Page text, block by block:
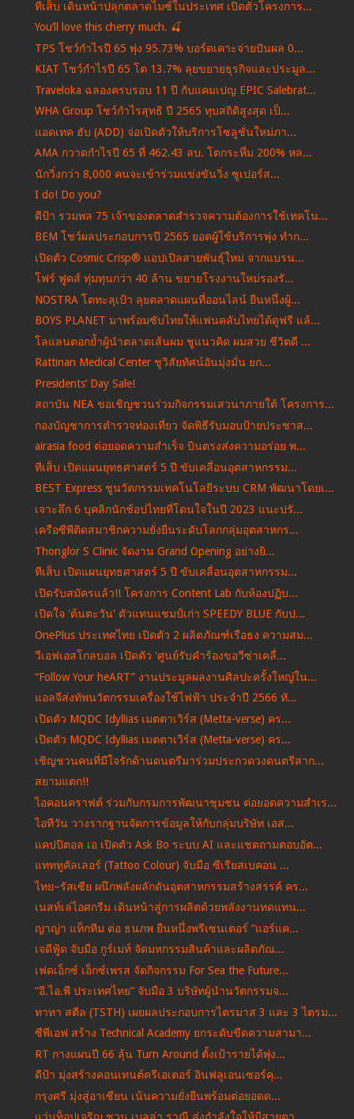
ทีเส็บ เดินหน้าปลุกตลาดไมซ์ในประเทศ เปิดตัวโครงการ...
You’ll love this cherry much. 🍒
TPS โชว์กำไรปี 65 พุ่ง 95.73% บอร์ดเคาะจ่ายปันผล 0...
KIAT โชว์กำไรปี 65 โต 13.7% ลุยขยายธุรกิจและประมูล...
Traveloka ฉลองครบรอบ 11 ปี กับแคมเปญ EPIC Salebrat...
WHA Group โชว์กำไรสุทธิ ปี 2565 ทุบสถิติสูงสุด เป็...
แอดเทค ฮับ (ADD) จ่อเปิดตัวให้บริการโซลูชั่นใหม่ภา...
AMA กวาดกำไรปี 65 ที่ 462.43 ลบ. โตกระหึ่ม 200% หล...
นักวิ่งกว่า 8,000 คนจะเข้าร่วมแข่งขันวิ่ง ซูเปอร์ส...
I do! Do you?
ดีป้า รวมพล 75 เจ้าของตลาดสำรวจความต้องการใช้เทคโน...
BEM โชว์ผลประกอบการปี 2565 ยอดผู้ใช้บริการพุ่ง ทำก...
เปิดตัว Cosmic Crisp® แอปเปิลสายพันธุ์ใหม่ จากแบรน...
โฟร์ ฟูดส์ ทุ่มทุนกว่า 40 ล้าน ขยายโรงงานใหม่รองรั...
NOSTRA โตทะลุเป้า ลุยตลาดแผนที่ออนไลน์ ยืนหนึ่งผู้...
BOYS PLANET มาพร้อมซับไทยให้แฟนคลับไทยได้ดูฟรี แล้...
โลแลนตอกย้ำผู้นำตลาดเส้นผม ชูแนวคิด ผมสวย ชีวิตดี ...
Rattinan Medical Center ชูวิสัยทัศน์อันมุ่งมั่น ยก...
Presidents’ Day Sale!
สถาบัน NEA ขอเชิญชวนร่วมกิจกรรมเสวนาภายใต้ โครงการ...
กองบัญชาการตำรวจท่องเที่ยว จัดพิธีรับมอบป้ายประชาส...
airasia food ต่อยอดความสำเร็จ บินตรงส่งความอร่อย พ...
ทีเส็บ เปิดแผนยุทธศาสตร์ 5 ปี ขับเคลื่อนอุตสาหกรรม...
BEST Express ชูนวัตกรรมเทคโนโลยีระบบ CRM พัฒนาโดยเ...
เจาะลึก 6 บุคลิกนักช้อปไทยที่โดนใจในปี 2023 แนะปรั...
เครือซีพีติดสมาชิกความยั่งยืนระดับโลกกลุ่มอุตสาหกร...
Thonglor S Clinic จัดงาน Grand Opening อย่างยิ...
ทีเส็บ เปิดแผนยุทธศาสตร์ 5 ปี ขับเคลื่อนอุตสาหกรรม...
เปิดรับสมัครแล้ว!! โครงการ Content Lab กับห้องปฏิบ...
เปิดใจ 'ต้นตะวัน' ตัวแทนแชมป์เก่า SPEEDY BLUE กับป...
OnePlus ประเทศไทย เปิดตัว 2 ผลิตภัณฑ์เรือธง ความสม...
วีเอฟเอสโกลบอล เปิดตัว 'ศูนย์รับคำร้องขอวีซ่าเคลื่...
“Follow Your heART” งานประมูลผลงานศิลปะครั้งใหญ่ใน...
แอลจีส่งทัพนวัตกรรมเครื่องใช้ไฟฟ้า ประจำปี 2566 ทั...
เปิดตัว MQDC Idyllias เมตตาเวิร์ส (Metta-verse) คร...
เปิดตัว MQDC Idyllias เมตตาเวิร์ส (Metta-verse) คร...
เชิญชวนคนที่มีใจรักด้านดนตรีมาร่วมประกวดวงดนตรีสาก...
สยามแตก!!
ไอคอนคราฟต์ ร่วมกับกรมการพัฒนาชุมชน ต่อยอดความสำเร...
ไอทีวัน วางรากฐานจัดการข้อมูลให้กับกลุ่มบริษัท เอส...
แคปปิตอล เอ เปิดตัว Ask Bo ระบบ AI และแชตถามตอบอัต...
แทททูคัลเลอร์ (Tattoo Colour) จับมือ ซีเรียสเบคอน ...
ไทย–รัสเซีย ผนึกพลังผลักดันอุตสาหกรรมสร้างสรรค์ คร...
เนสท์เล่ไอศกรีม เดินหน้าสู่การผลิตด้วยพลังงานทดแทน...
ญาญ่า แท็กทีม ต่อ ธนภพ ยืนหนึ่งพรีเซนเตอร์ “แอร์แค...
เจดีฟู้ด จับมือ กูร์เมท์ จัดมหกรรมสินค้าและผลิตภัณ...
เฟดเอ็กซ์ เอ็กซ์เพรส จัดกิจกรรม For Sea the Future...
“อี.ไอ.พี ประเทศไทย” จับมือ 3 บริษัทผู้นำนวัตกรรมจ...
ทาทา สตีล (TSTH) เผยผลประกอบการไตรมาส 3 และ 3 ไตรม...
ซีพีเอฟ สร้าง Technical Academy ยกระดับขีดความสามา...
RT กางแผนปี 66 ลุ้น Turn Around ตั้งเป้ารายได้พุ่ง...
ดีป้า มุ่งสร้างคอนเทนต์ครีเอเตอร์ อินฟลูเอนเซอร์คุ...
กรุงศรี มุ่งสู่อาเซียน เน้นความยั่งยืนพร้อมต่อยอดด...